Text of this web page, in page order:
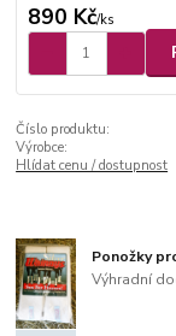
890 Kč/ks
Číslo produktu:
Výrobce:
Hlídat cenu / dostupnost
Ponožky
Výhradní